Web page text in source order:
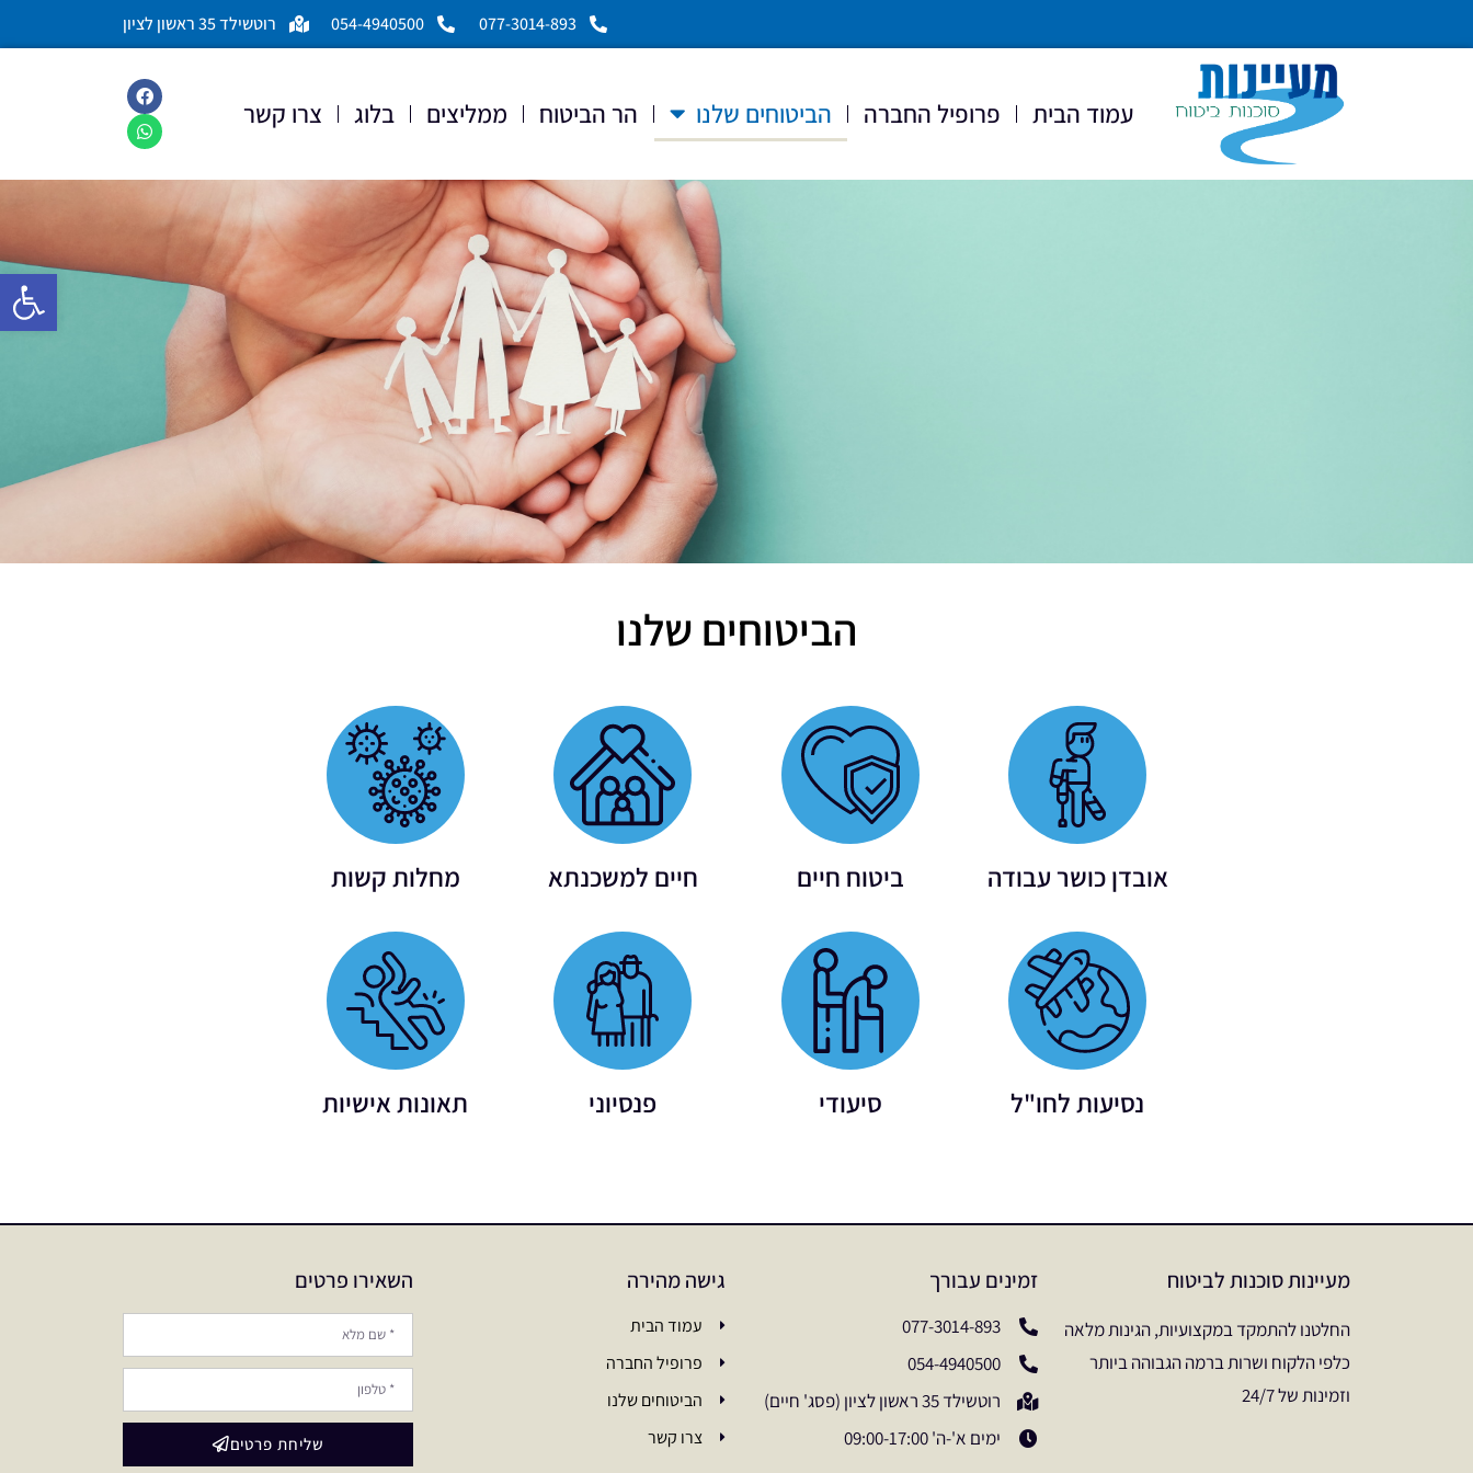
077-3014-893
054-4940500 רוטשילד 35 ראשון לציון
עמוד הבית פרופיל החברה הביטוחים שלנו הר הביטוח ממליצים בלוג צרו קשר
הביטוחים שלנו
אובדן כושר עבודה ביטוח חיים חיים למשכנתא מחלות קשות
נסיעות לחו"ל סיעודי פנסיוני תאונות אישיות
מעיינות סוכנות לביטוח
החלטנו להתמקד במקצועיות, הגינות מלאה
כלפי הלקוח ושרות ברמה הגבוהה ביותר
וזמינות של 24/7
זמינים עבורך
077-3014-893
054-4940500
רוטשילד 35 ראשון לציון (פסג' חיים)
ימים א'-ה' 09:00-17:00
גישה מהירה
עמוד הבית
פרופיל החברה
הביטוחים שלנו
צרו קשר
השאירו פרטים
שליחת פרטים